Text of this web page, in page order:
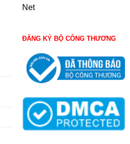
Net
ĐĂNG KÝ BỘ CÔNG THƯƠNG